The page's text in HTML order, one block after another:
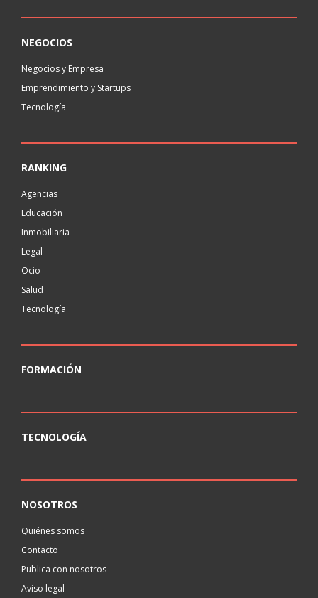
NEGOCIOS
Negocios y Empresa
Emprendimiento y Startups
Tecnología
RANKING
Agencias
Educación
Inmobiliaria
Legal
Ocio
Salud
Tecnología
FORMACIÓN
TECNOLOGÍA
NOSOTROS
Quiénes somos
Contacto
Publica con nosotros
Aviso legal